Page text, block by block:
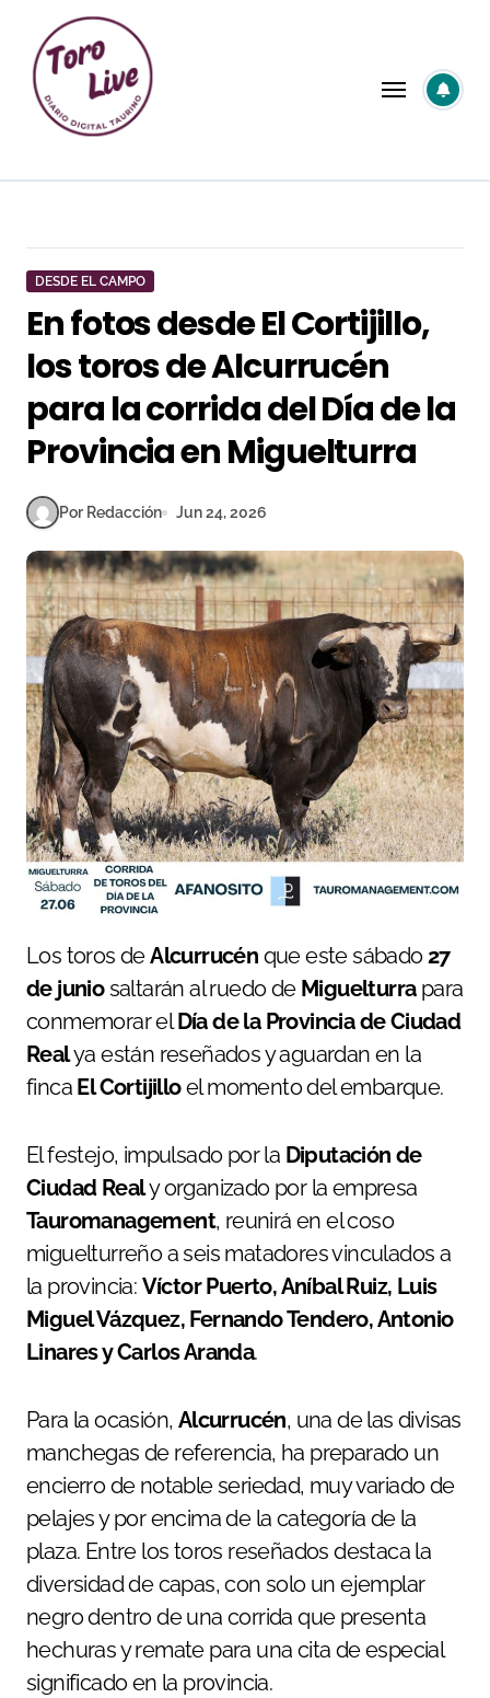
contenido
DESDE EL CAMPO
En fotos desde El Cortijillo,
los toros de Alcurrucén
para la corrida del Día de la
Provincia en Miguelturra
Por Redacción Jun 24, 2026
Los toros deAlcurrucén que este sábado27
de juniosaltarán al ruedo de Miguelturrapara
conmemorar el Día de la Provincia de Ciudad
Realya están reseñados y aguardan en la
finca El Cortijilloel momento del embarque.
El festejo, impulsado por la Diputación de
Ciudad Realy organizado por la empresa
Tauromanagement, reunirá en el coso
miguelturreño a seis matadores vinculados a
la provincia: Víctor Puerto, Aníbal Ruiz, Luis
Miguel Vázquez, Fernando Tendero, Antonio
Linares y Carlos Aranda.
Para la ocasión, Alcurrucén, una de las divisas
manchegas de referencia, ha preparado un
encierro de notable seriedad, muy variado de
pelajes y por encima de la categoría de la
plaza. Entre los toros reseñados destaca la
diversidad de capas, con solo un ejemplar
negro dentro de una corrida que presenta
hechuras y remate para una cita de especial
significado en la provincia.